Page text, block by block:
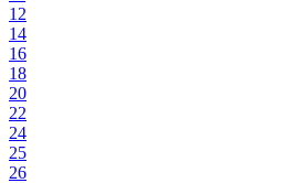
12
14
16
18
20
22
24
25
26